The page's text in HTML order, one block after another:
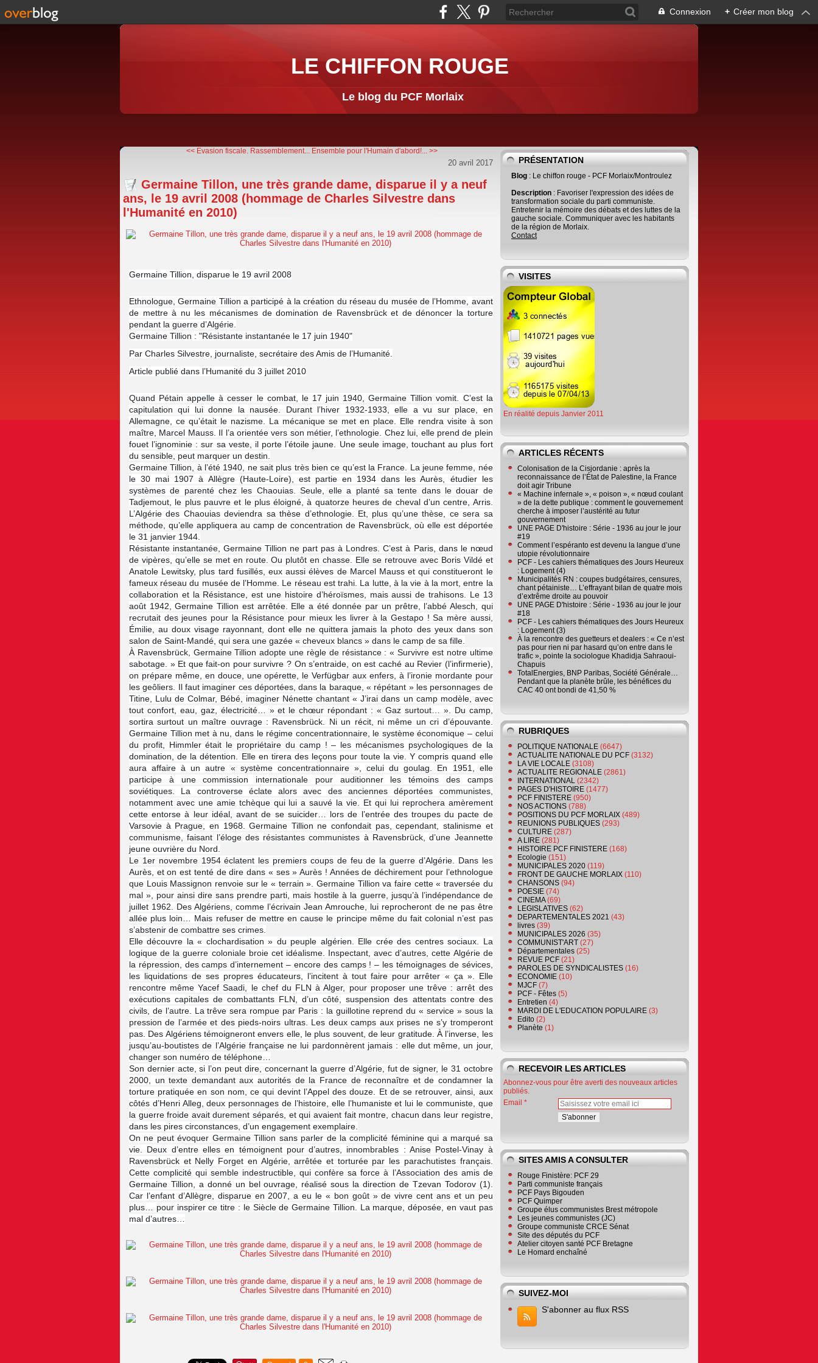
Connexion + Créer mon blog
LE CHIFFON ROUGE
Le blog du PCF Morlaix
<< Evasion fiscale. Rassemblement... Ensemble pour l'Humain d'abord!... >>
20 avril 2017
Germaine Tillon, une très grande dame, disparue il y a neuf
ans, le 19 avril 2008 (hommage de Charles Silvestre dans
l'Humanité en 2010)
Germaine Tillion, disparue le 19 avril 2008
Ethnologue, Germaine Tillion a participé à la création du réseau du musée de l’Homme, avant
de mettre à nu les mécanismes de domination de Ravensbrück et de dénoncer la torture
pendant la guerre d’Algérie.
Germaine Tillion : "Résistante instantanée le 17 juin 1940"
Par Charles Silvestre, journaliste, secrétaire des Amis de l’Humanité.
Article publié dans l’Humanité du 3 juillet 2010
Quand Pétain appelle à cesser le combat, le 17 juin 1940, Germaine Tillion vomit. C’est la
capitulation qui lui donne la nausée. Durant l’hiver 1932-1933, elle a vu sur place, en
Allemagne, ce qu’était le nazisme. La mécanique se met en place. Elle rendra visite à son
maître, Marcel Mauss. Il l’a orientée vers son métier, l’ethnologie. Chez lui, elle prend de plein
fouet l’ignominie : sur sa veste, il porte l’étoile jaune. Une seule image, touchant au plus fort
du sensible, peut marquer un destin.
Germaine Tillion, à l’été 1940, ne sait plus très bien ce qu’est la France. La jeune femme, née
le 30 mai 1907 à Allègre (Haute-Loire), est partie en 1934 dans les Aurès, étudier les
systèmes de parenté chez les Chaouias. Seule, elle a planté sa tente dans le douar de
Tadjemout, le plus pauvre et le plus éloigné, à quatorze heures de cheval d’un centre, Arris.
L’Algérie des Chaouias deviendra sa thèse d’ethnologie. Et, plus qu’une thèse, ce sera sa
méthode, qu’elle appliquera au camp de concentration de Ravensbrück, où elle est déportée
le 31 janvier 1944.
Résistante instantanée, Germaine Tillion ne part pas à Londres. C’est à Paris, dans le nœud
de vipères, qu’elle se met en route. Ou plutôt en chasse. Elle se retrouve avec Boris Vildé et
Anatole Lewitsky, plus tard fusillés, eux aussi élèves de Marcel Mauss et qui constitueront le
fameux réseau du musée de l’Homme. Le réseau est trahi. La lutte, à la vie à la mort, entre la
collaboration et la Résistance, est une histoire d’héroïsmes, mais aussi de trahisons. Le 13
août 1942, Germaine Tillion est arrêtée. Elle a été donnée par un prêtre, l’abbé Alesch, qui
recrutait des jeunes pour la Résistance pour mieux les livrer à la Gestapo ! Sa mère aussi,
Émilie, au doux visage rayonnant, dont elle ne quittera jamais la photo des yeux dans son
salon de Saint-Mandé, qui sera une gazée « cheveux blancs » dans le camp de sa fille.
À Ravensbrück, Germaine Tillion adopte une règle de résistance : « Survivre est notre ultime
sabotage. » Et que fait-on pour survivre ? On s’entraide, on est caché au Revier (l’infirmerie),
on prépare même, en douce, une opérette, le Verfügbar aux enfers, à l’ironie mordante pour
les geôliers. Il faut imaginer ces déportées, dans la baraque, « répétant » les personnages de
Titine, Lulu de Colmar, Bébé, imaginer Nénette chantant « J’irai dans un camp modèle, avec
tout confort, eau, gaz, électricité… » et le chœur répondant : « Gaz surtout… ». Du camp,
sortira surtout un maître ouvrage : Ravensbrück. Ni un récit, ni même un cri d’épouvante.
Germaine Tillion met à nu, dans le régime concentrationnaire, le système économique – celui
du profit, Himmler était le propriétaire du camp ! – les mécanismes psychologiques de la
domination, de la détention. Elle en tirera des leçons pour toute la vie. Y compris quand elle
aura affaire à un autre « système concentrationnaire », celui du goulag. En 1951, elle
participe à une commission internationale pour auditionner les témoins des camps
soviétiques. La controverse éclate alors avec des anciennes déportées communistes,
notamment avec une amie tchèque qui lui a sauvé la vie. Et qui lui reprochera amèrement
cette entorse à leur idéal, avant de se suicider… lors de l’entrée des troupes du pacte de
Varsovie à Prague, en 1968. Germaine Tillion ne confondait pas, cependant, stalinisme et
communisme, faisant l’éloge des résistantes communistes à Ravensbrück, d’une Jeannette
jeune ouvrière du Nord.
Le 1er novembre 1954 éclatent les premiers coups de feu de la guerre d’Algérie. Dans les
Aurès, et on est tenté de dire dans « ses » Aurès ! Années de déchirement pour l’ethnologue
que Louis Massignon renvoie sur le « terrain ». Germaine Tillion va faire cette « traversée du
mal », pour ainsi dire sans prendre parti, mais hostile à la guerre, jusqu’à l’indépendance de
juillet 1962. Des Algériens, comme l’écrivain Jean Amrouche, lui reprocheront de ne pas être
allée plus loin… Mais refuser de mettre en cause le principe même du fait colonial n’est pas
s’abstenir de combattre ses crimes.
Elle découvre la « clochardisation » du peuple algérien. Elle crée des centres sociaux. La
logique de la guerre coloniale broie cet idéalisme. Inspectant, avec d’autres, cette Algérie de
la répression, des camps d’internement – encore des camps ! – les témoignages de sévices,
les liquidations de ses propres éducateurs, l’incitent à tout faire pour arrêter « ça ». Elle
rencontre même Yacef Saadi, le chef du FLN à Alger, pour proposer une trêve : arrêt des
exécutions capitales de combattants FLN, d’un côté, suspension des attentats contre des
civils, de l’autre. La trêve sera rompue par Paris : la guillotine reprend du « service » sous la
pression de l’armée et des pieds-noirs ultras. Les deux camps aux prises ne s’y tromperont
pas. Des Algériens témoigneront envers elle, le plus souvent, de leur gratitude. À l’inverse, les
jusqu’au-boutistes de l’Algérie française ne lui pardonnèrent jamais : elle dut même, un jour,
changer son numéro de téléphone…
Son dernier acte, si l’on peut dire, concernant la guerre d’Algérie, fut de signer, le 31 octobre
2000, un texte demandant aux autorités de la France de reconnaître et de condamner la
torture pratiquée en son nom, ce qui devint l’Appel des douze. Et de se retrouver, ainsi, aux
côtés d’Henri Alleg, deux personnages de l’histoire, elle l’humaniste et lui le communiste, que
la guerre froide avait durement séparés, et qui avaient fait montre, chacun dans leur registre,
dans les pires circonstances, d’un engagement exemplaire.
On ne peut évoquer Germaine Tillion sans parler de la complicité féminine qui a marqué sa
vie. Deux d’entre elles en témoignent pour d’autres, innombrables : Anise Postel-Vinay à
Ravensbrück et Nelly Forget en Algérie, arrêtée et torturée par les parachutistes français.
Cette complicité qui semble indestructible, qui confère sa force à l’Association des amis de
Germaine Tillion, a donné un bel ouvrage, réalisé sous la direction de Tzevan Todorov (1).
Car l’enfant d’Allègre, disparue en 2007, a eu le « bon goût » de vivre cent ans et un peu
plus… pour inspirer ce titre : le Siècle de Germaine Tillion. La marque, déposée, en vaut pas
mal d’autres…
PRÉSENTATION
Blog : Le chiffon rouge - PCF Morlaix/Montroulez
Description : Favoriser l'expression des idées de
transformation sociale du parti communiste.
Entretenir la mémoire des débats et des luttes de la
gauche sociale. Communiquer avec les habitants
de la région de Morlaix.
Contact
VISITES
En réalité depuis Janvier 2011
ARTICLES RÉCENTS
Colonisation de la Cisjordanie : après la
reconnaissance de l’État de Palestine, la France
doit agir Tribune
« Machine infernale », « poison », « nœud coulant
» de la dette publique : comment le gouvernement
cherche à imposer l’austérité au futur
gouvernement
UNE PAGE D'histoire : Série - 1936 au jour le jour
#19
Comment l’espéranto est devenu la langue d’une
utopie révolutionnaire
PCF - Les cahiers thématiques des Jours Heureux
: Logement (4)
Municipalités RN : coupes budgétaires, censures,
chant pétainiste… L’effrayant bilan de quatre mois
d’extrême droite au pouvoir
UNE PAGE D'histoire : Série - 1936 au jour le jour
#18
PCF - Les cahiers thématiques des Jours Heureux
: Logement (3)
À la rencontre des guetteurs et dealers : « Ce n’est
pas pour rien ni par hasard qu’on entre dans le
trafic », pointe la sociologue Khadidja Sahraoui-
Chapuis
TotalEnergies, BNP Paribas, Société Générale…
Pendant que la planète brûle, les bénéfices du
CAC 40 ont bondi de 41,50 %
RUBRIQUES
POLITIQUE NATIONALE (6647)
ACTUALITE NATIONALE DU PCF (3132)
LA VIE LOCALE (3108)
ACTUALITE REGIONALE (2861)
INTERNATIONAL (2342)
PAGES D'HISTOIRE (1477)
PCF FINISTERE (950)
NOS ACTIONS (788)
POSITIONS DU PCF MORLAIX (489)
REUNIONS PUBLIQUES (293)
CULTURE (287)
A LIRE (281)
HISTOIRE PCF FINISTERE (168)
Ecologie (151)
MUNICIPALES 2020 (119)
FRONT DE GAUCHE MORLAIX (110)
CHANSONS (94)
POESIE (74)
CINEMA(69)
LEGISLATIVES (62)
DEPARTEMENTALES 2021 (43)
livres (39)
MUNICIPALES 2026 (35)
COMMUNIST'ART (27)
Départementales (25)
REVUE PCF (21)
PAROLES DE SYNDICALISTES (16)
ECONOMIE (10)
MJCF (7)
PCF - Fêtes (5)
Entretien (4)
MARDI DE L'EDUCATION POPULAIRE (3)
Edito (2)
Planète (1)
RECEVOIR LES ARTICLES
Abonnez-vous pour être averti des nouveaux articles
publiés.
Email
SITES AMIS A CONSULTER
Rouge Finistère: PCF 29
Parti communiste français
PCF Pays Bigouden
PCF Quimper
Groupe élus communistes Brest métropole
Les jeunes communistes (JC)
Groupe communiste CRCE Sénat
Site des députés du PCF
Atelier citoyen santé PCF Bretagne
Le Homard enchaîné
SUIVEZ-MOI
S'abonner au flux RSS